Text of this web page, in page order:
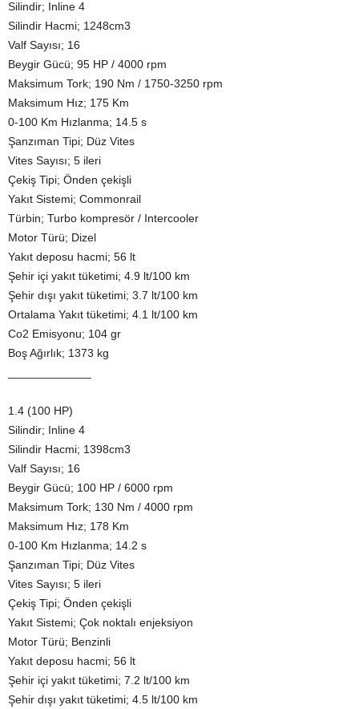
Silindir; Inline 4
Silindir Hacmi; 1248cm3
Valf Sayısı; 16
Beygir Gücü; 95 HP / 4000 rpm
Maksimum Tork; 190 Nm / 1750-3250 rpm
Maksimum Hız; 175 Km
0-100 Km Hızlanma; 14.5 s
Şanzıman Tipi; Düz Vites
Vites Sayısı; 5 ileri
Çekiş Tipi; Önden çekişli
Yakıt Sistemi; Commonrail
Türbin; Turbo kompresör / Intercooler
Motor Türü; Dizel
Yakıt deposu hacmi; 56 lt
Şehir içi yakıt tüketimi; 4.9 lt/100 km
Şehir dışı yakıt tüketimi; 3.7 lt/100 km
Ortalama Yakıt tüketimi; 4.1 lt/100 km
Co2 Emisyonu; 104 gr
Boş Ağırlık; 1373 kg
1.4 (100 HP)
Silindir; Inline 4
Silindir Hacmi; 1398cm3
Valf Sayısı; 16
Beygir Gücü; 100 HP / 6000 rpm
Maksimum Tork; 130 Nm / 4000 rpm
Maksimum Hız; 178 Km
0-100 Km Hızlanma; 14.2 s
Şanzıman Tipi; Düz Vites
Vites Sayısı; 5 ileri
Çekiş Tipi; Önden çekişli
Yakıt Sistemi; Çok noktalı enjeksiyon
Motor Türü; Benzinli
Yakıt deposu hacmi; 56 lt
Şehir içi yakıt tüketimi; 7.2 lt/100 km
Şehir dışı yakıt tüketimi; 4.5 lt/100 km